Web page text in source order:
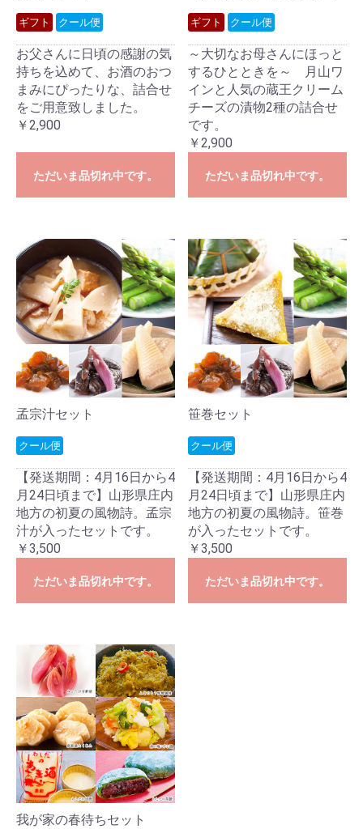
ギフト クール便
お父さんに日頃の感謝の気
持ちを込めて、お酒のおつ
まみにぴったりな、詰合せ
をご用意致しました。
￥2,900
ただいま品切れ中です。
ギフト クール便
～大切なお母さんにほっと
するひとときを～ 月山ワ
インと人気の蔵王クリーム
チーズの漬物2種の詰合せ
です。
￥2,900
ただいま品切れ中です。
孟宗汁セット
クール便
【発送期間：4月16日から4
月24日頃まで】山形県庄内
地方の初夏の風物詩。孟宗
汁が入ったセットです。
￥3,500
ただいま品切れ中です。
笹巻セット
クール便
【発送期間：4月16日から4
月24日頃まで】山形県庄内
地方の初夏の風物詩。笹巻
が入ったセットです。
￥3,500
ただいま品切れ中です。
我が家の春待ちセット